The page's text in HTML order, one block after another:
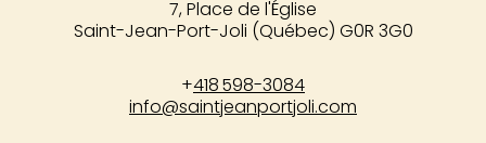
7, Place de l'Église
Saint-Jean-Port-Joli (Québec) G0R 3G0
+418 598-3084
info@saintjeanportjoli.com